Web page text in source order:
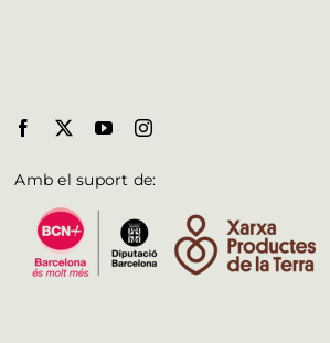
Amb el suport de: